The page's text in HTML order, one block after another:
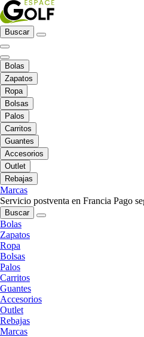
Buscar
Bolas
Zapatos
Ropa
Bolsas
Palos
Carritos
Guantes
Accesorios
Outlet
Rebajas
Marcas
Servicio postventa en Francia Pago
Buscar
Bolas
Zapatos
Ropa
Bolsas
Palos
Carritos
Guantes
Accesorios
Outlet
Rebajas
Marcas